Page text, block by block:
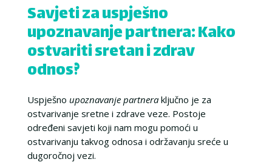
Savjeti za uspješno
upoznavanje partnera: Kako
ostvariti sretan i zdrav
odnos?
Uspješno upoznavanje partneraključno je za
ostvarivanje sretne i zdrave veze. Postoje
određeni savjeti koji nam mogu pomoći u
ostvarivanju takvog odnosa i održavanju sreće u
dugoročnoj vezi.